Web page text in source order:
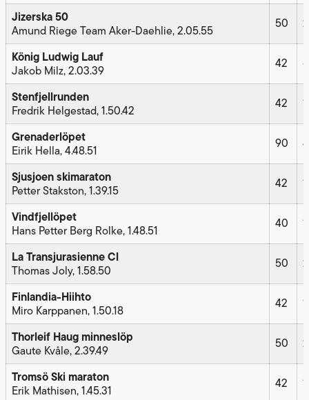
Jizerska 50
Amund Riege Team Aker-Daehlie, 2.05.55 50
König Ludwig Lauf
Jakob Milz, 2.03.39 42 –
Stenfjellrunden
Fredrik Helgestad, 1.50.42 42
Grenaderlöpet
Eirik Hella, 4.48.51 90
Sjusjoen skimaraton
Petter Stakston, 1.39.15 42
Vindfjellöpet
Hans Petter Berg Rolke, 1.48.51 40
La Transjurasienne Cl
Thomas Joly, 1.58.50 50
Finlandia-Hiihto
Miro Karppanen, 1.50.18 42
Thorleif Haug minneslöp
Gaute Kvåle, 2.39.49 50
Tromsö Ski maraton
Erik Mathisen, 1.45.31 42